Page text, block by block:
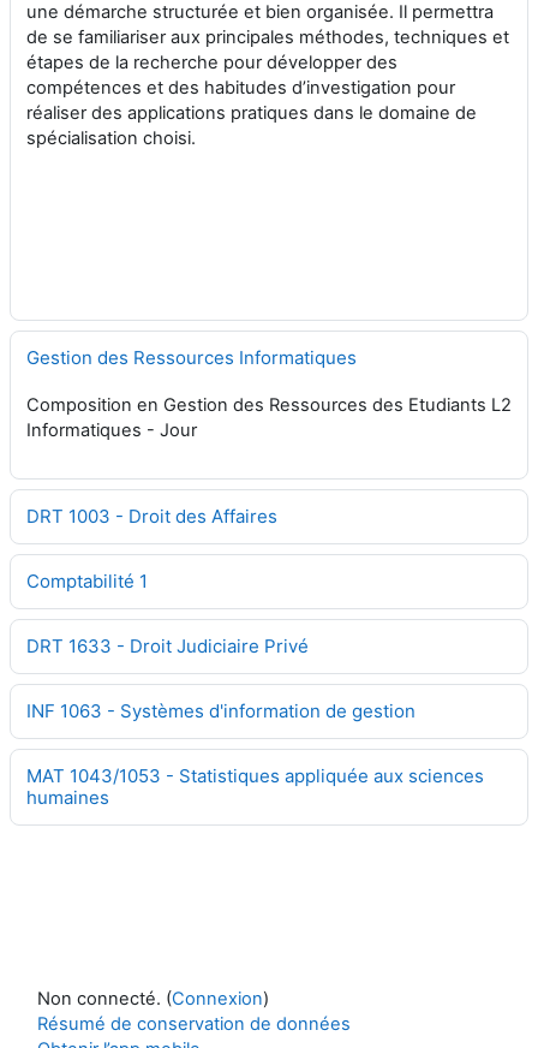
une démarche structurée et bien organisée. Il permettra
de se familiariser aux principales méthodes, techniques et
étapes de la recherche pour développer des
compétences et des habitudes d’investigation pour
réaliser des applications pratiques dans le domaine de
spécialisation choisi.
Gestion des Ressources Informatiques
Composition en Gestion des Ressources des Etudiants L2
Informatiques - Jour
DRT 1003 - Droit des Affaires
Comptabilité 1
DRT 1633 - Droit Judiciaire Privé
INF 1063 - Systèmes d'information de gestion
MAT 1043/1053 - Statistiques appliquée aux sciences
humaines
Non connecté. (Connexion)
Résumé de conservation de données